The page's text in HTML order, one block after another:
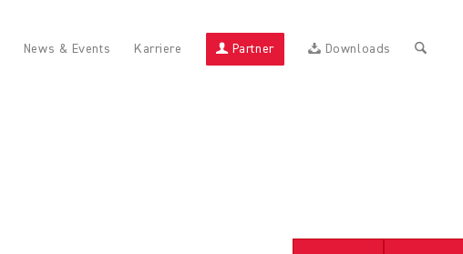
News & Events Karriere Partner Downloads